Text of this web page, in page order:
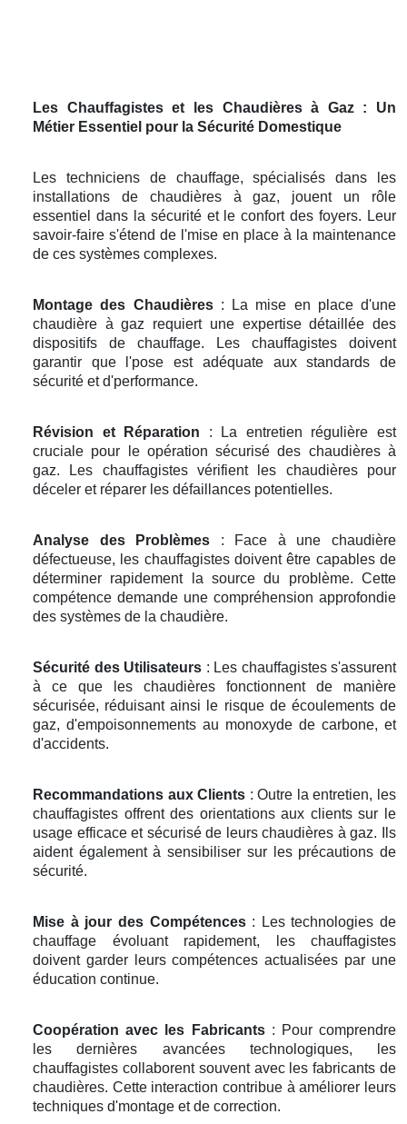
Les Chauffagistes et les Chaudières à Gaz : Un
Métier Essentiel pour la Sécurité Domestique
Les techniciens de chauffage, spécialisés dans les
installations de chaudières à gaz, jouent un rôle
essentiel dans la sécurité et le confort des foyers. Leur
savoir-faire s'étend de l'mise en place à la maintenance
de ces systèmes complexes.
Montage des Chaudières: La mise en place d'une
chaudière à gaz requiert une expertise détaillée des
dispositifs de chauffage. Les chauffagistes doivent
garantir que l'pose est adéquate aux standards de
sécurité et d'performance.
Révision et Réparation : La entretien régulière est
cruciale pour le opération sécurisé des chaudières à
gaz. Les chauffagistes vérifient les chaudières pour
déceler et réparer les défaillances potentielles.
Analyse des Problèmes : Face à une chaudière
défectueuse, les chauffagistes doivent être capables de
déterminer rapidement la source du problème. Cette
compétence demande une compréhension approfondie
des systèmes de la chaudière.
Sécurité des Utilisateurs : Les chauffagistes s'assurent
à ce que les chaudières fonctionnent de manière
sécurisée, réduisant ainsi le risque de écoulements de
gaz, d'empoisonnements au monoxyde de carbone, et
d'accidents.
Recommandations aux Clients : Outre la entretien, les
chauffagistes offrent des orientations aux clients sur le
usage efficace et sécurisé de leurs chaudières à gaz. Ils
aident également à sensibiliser sur les précautions de
sécurité.
Mise à jour des Compétences: Les technologies de
chauffage évoluant rapidement, les chauffagistes
doivent garder leurs compétences actualisées par une
éducation continue.
Coopération avec les Fabricants: Pour comprendre
les dernières avancées technologiques, les
chauffagistes collaborent souvent avec les fabricants de
chaudières. Cette interaction contribue à améliorer leurs
techniques d'montage et de correction.